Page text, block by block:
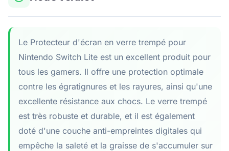
Le Protecteur d'écran en verre trempé pour
Nintendo Switch Lite est un excellent produit pour
tous les gamers. Il offre une protection optimale
contre les égratignures et les rayures, ainsi qu'une
excellente résistance aux chocs. Le verre trempé
est très robuste et durable, et il est également
doté d'une couche anti-empreintes digitales qui
empêche la saleté et la graisse de s'accumuler sur